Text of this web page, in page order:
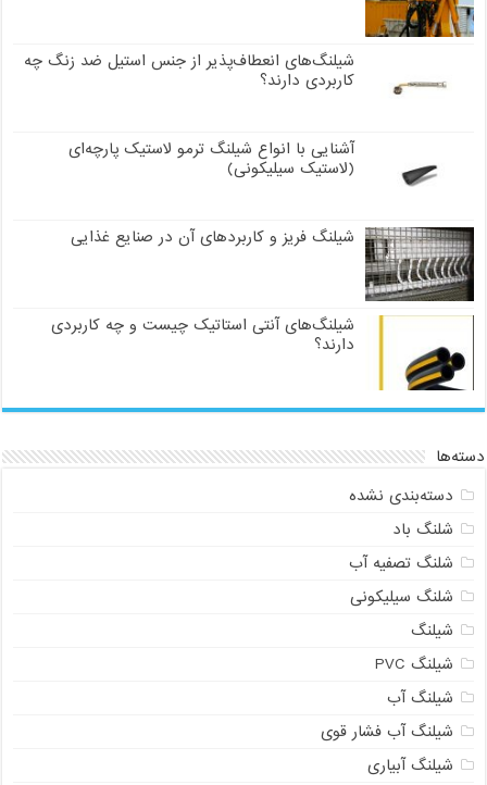
شیلنگ‌های انعطاف‌پذیر از جنس استیل ضد زنگ چه
کاربردی دارند؟
آشنایی با انواع شیلنگ ترمو لاستیک پارچه‌ای
(لاستیک سیلیکونی)
شیلنگ فریز و کاربردهای آن در صنایع غذایی
شیلنگ‌های آنتی استاتیک چیست و چه کاربردی
دارند؟
دسته‌ها
دسته‌بندی نشده
شلنگ باد
شلنگ تصفیه آب
شلنگ سیلیکونی
شیلنگ
شیلنگ PVC
شیلنگ آب
شیلنگ آب فشار قوی
شیلنگ آبیاری